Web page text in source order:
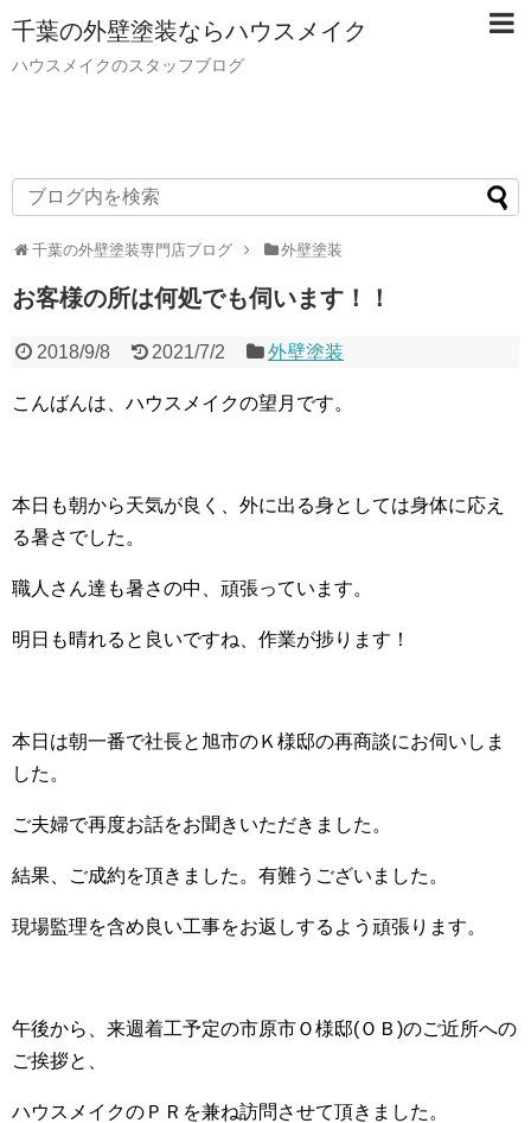
千葉の外壁塗装ならハウスメイク
ハウスメイクのスタッフブログ
千葉の外壁塗装専門店ブログ 外壁塗装
お客様の所は何処でも伺います！！
2018/9/8 2021/7/2 外壁塗装
こんばんは、ハウスメイクの望月です。
本日も朝から天気が良く、外に出る身としては身体に応え
る暑さでした。
職人さん達も暑さの中、頑張っています。
明日も晴れると良いですね、作業が捗ります！
本日は朝一番で社長と旭市のＫ様邸の再商談にお伺いしま
した。
ご夫婦で再度お話をお聞きいただきました。
結果、ご成約を頂きました。有難うございました。
現場監理を含め良い工事をお返しするよう頑張ります。
午後から、来週着工予定の市原市Ｏ様邸(ＯＢ)のご近所への
ご挨拶と、
ハウスメイクのＰＲを兼ね訪問させて頂きました。